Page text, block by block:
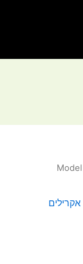
/